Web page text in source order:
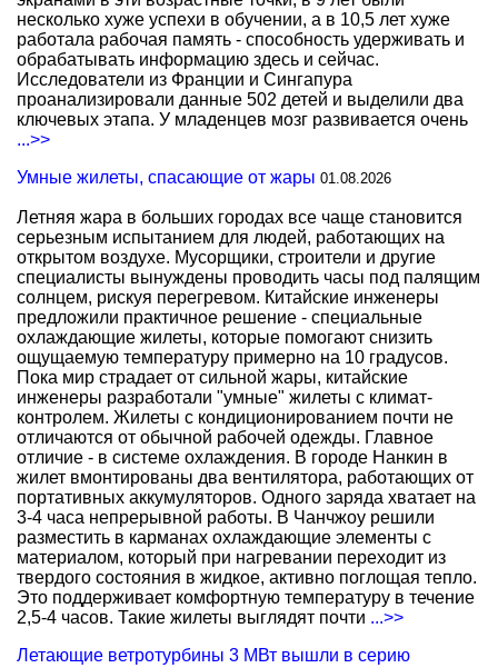
несколько хуже успехи в обучении, а в 10,5 лет хуже
работала рабочая память - способность удерживать и
обрабатывать информацию здесь и сейчас.
Исследователи из Франции и Сингапура
проанализировали данные 502 детей и выделили два
ключевых этапа. У младенцев мозг развивается очень
...>>
Умные жилеты, спасающие от жары 01.08.2026
Летняя жара в больших городах все чаще становится
серьезным испытанием для людей, работающих на
открытом воздухе. Мусорщики, строители и другие
специалисты вынуждены проводить часы под палящим
солнцем, рискуя перегревом. Китайские инженеры
предложили практичное решение - специальные
охлаждающие жилеты, которые помогают снизить
ощущаемую температуру примерно на 10 градусов.
Пока мир страдает от сильной жары, китайские
инженеры разработали "умные" жилеты с климат-
контролем. Жилеты с кондиционированием почти не
отличаются от обычной рабочей одежды. Главное
отличие - в системе охлаждения. В городе Нанкин в
жилет вмонтированы два вентилятора, работающих от
портативных аккумуляторов. Одного заряда хватает на
3-4 часа непрерывной работы. В Чанчжоу решили
разместить в карманах охлаждающие элементы с
материалом, который при нагревании переходит из
твердого состояния в жидкое, активно поглощая тепло.
Это поддерживает комфортную температуру в течение
2,5-4 часов. Такие жилеты выглядят почти ...>>
Летающие ветротурбины 3 МВт вышли в серию